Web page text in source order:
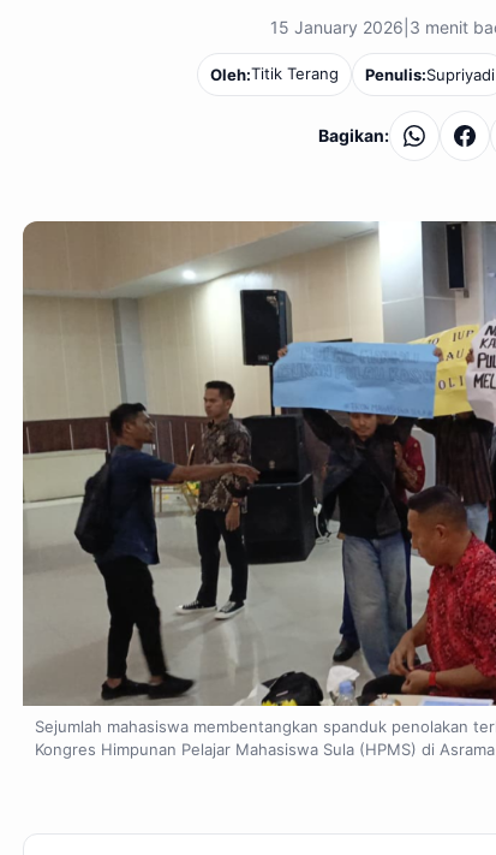
15 January 2026 3 menit
Oleh:Titik Terang Penulis:Supriyadi
Bagikan: WhatsApp
Sejumlah mahasiswa membentangkan spanduk penolakan
Kongres Himpunan Pelajar Mahasiswa Sula (HPMS) di